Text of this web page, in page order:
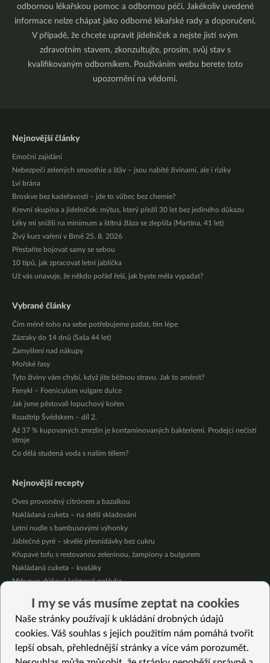
odbornou lékařskou pomoc a odbornou péči. Jakékoliv uvedené
informace nelze chápat jako odborné lékařské rady a doporučení.
V případě, že chcete upravit jídelníček a nejste jistí svým
zdravotním stavem, zkonzultujte, prosím, svůj stav s
kvalifikovaným odborníkem. Používáním webu berete toto
upozornění na vědomí.
Nejnovější články
Emoční zajídání
Nebezpečí zelených smoothie a šťáv – jsou nabité živinami, ale i riziky
Lví brána
Broskve bez kadeřavosti – jde to vůbec bez chemie?
Krevní skupina a jídelníček: mýtus, který přežil 30 let bez jediného důkazu
Léky mi snížili na minimum a štítná žláza se zlepšila (Martina, 41 let)
Živý kurz vaření v Brně 25. 8. 2026
Přestaňte bojovat samy se sebou
10 tipů, jak zpracovat letní jablíčka
Už vás unavuje, že někdo pořád řeší, jak byste měla vypadat?
Vybrané články
Čím méně toho na sebe potřebujeme patlat, tím lépe
Zázraky do 14 dnů (Saša 44 let)
Zamyšlení nad nákupy
Mořské řasy
Tyto živiny vám chybí, když jíte běžnou stravu. Jak to změnit?
Fenykl – Foeniculum vulgare dulce
Jak jsme pěstovali lopuchový kořen
Roadtrip Švédskem – díl 2.
Až 37 % kupovaných zmrzlin je kontaminovaných bakteriemi. Prodejci nečistí
stroje
Co dělá studená voda s naším tělem?
Nejnovější recepty
Oves provoněný citrónem a bazalkou
Nakládaná cuketa – na delší skladování
Letní nudle s bambusovými výhonky
Jablečné pyré – skvělé přesnídávky bez cukru
Křupavé tofu s restovanou zeleninou, žampiony a bulgurem
Nakládaná cuketa – kvašáky
Mrkvovo-dýňová krémová polévka
Osvěžující čaj s citronovými bylinkami
Nepečený jablečný dort s rybízem
Vybrané recepty
I my se vás musíme zeptat na cookies
Naše stránky používají k ukládání drobných údajů
cookies. Váš souhlas s jejich použitím nám pomáhá tvořit
lepší obsah, přehlednější stránky a více vám porozumět.